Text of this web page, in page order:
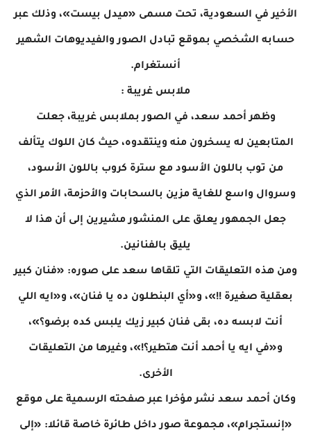
الأخير في السعودية، تحت مسمى «ميدل بيست»، وذلك عبر
حسابه الشخصي بموقع تبادل الصور والفيديوهات الشهير
أنستغرام.
ملابس غريبة :
وظهر أحمد سعد، في الصور بملابس غريبة، جعلت
المتابعين له يسخرون منه وينتقدوه، حيث كان اللوك يتألف
من توب باللون الأسود مع سترة كروب باللون الأسود،
وسروال واسع للغاية مزين بالسحابات والأحزمة، الأمر الذي
جعل الجمهور يعلق على المنشور مشيرين إلى أن هذا لا
يليق بالفنانين.
ومن هذه التعليقات التي تلقاها سعد على صوره: «فنان كبير
بعقلية صغيرة !!»، و«أي البنطلون ده يا فنان»، و«ايه اللي
أنت لابسه ده، بقى فنان كبير زيك يلبس كده برضو؟»،
و«في ايه يا أحمد أنت هتطير؟!»، وغيرها من التعليقات
الأخرى.
وكان أحمد سعد نشر مؤخرا عبر صفحته الرسمية على موقع
«إنستجرام»، مجموعة صور داخل طائرة خاصة قائلا: «إلى